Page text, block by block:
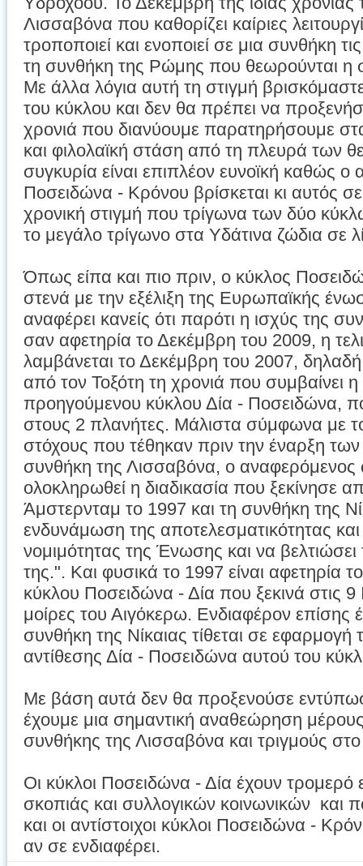
Λισσαβόνα που καθορίζει καίριες
τροποποιεί και ενοποιεί σε μια συνθήκη
τη συνθήκη της Ρώμης που θεωρούνται η
Με άλλα λόγια αυτή τη στιγμή
του κύκλου και δεν θα πρέπει να
χρονιά που διανύουμε παρατηρήσουμε
και φιλολαϊκή στάση από τη πλευρά των
συγκυρία είναι επιπλέον ευνοϊκή καθώς ο
Ποσειδώνα - Κρόνου βρίσκεται κι αυτός
χρονική στιγμή που τρίγωνα των δύο
το μεγάλο τρίγωνο στα Υδάτινα ζώδια σε
Όπως είπα και πιο πριν, ο κύκλος
στενά με την εξέλιξη της Ευρωπαϊκής
αναφέρει κανείς ότι παρότι η ισχύς της
σαν αφετηρία το Δεκέμβρη του 2009, η
λαμβάνεται το Δεκέμβρη του 2007, δηλαδή
από τον Τοξότη τη χρονιά που συμβαίνει η
προηγούμενου κύκλου Δία - Ποσειδώνα,
στους 2 πλανήτες. Μάλιστα σύμφωνα με
στόχους που τέθηκαν πριν την έναρξη
συνθήκη της Λισσαβόνα, ο αναφερόμενος
ολοκληρωθεί η διαδικασία που ξεκίνησε
Άμστερνταμ το 1997 και τη συνθήκη της
ενδυνάμωση της αποτελεσματικότητας
νομιμότητας της Ένωσης και να
της.". Και φυσικά το 1997 είναι αφετηρία
κύκλου Ποσειδώνα - Δία που ξεκινά στις 9
μοίρες του Αιγόκερω. Ενδιαφέρον επίσης
συνθήκη της Νίκαιας τίθεται σε εφαρμογή
αντίθεσης Δία - Ποσειδώνα αυτού του
Με βάση αυτά δεν θα προξενούσε
έχουμε μια σημαντική αναθεώρηση
συνθήκης της Λισσαβόνα και τριγμούς
Οι κύκλοι Ποσειδώνα - Δία έχουν τρομερό
σκοπιάς και συλλογικών κοινωνικών και
και οι αντίστοιχοι κύκλοι Ποσειδώνα -
αν σε ενδιαφέρει.